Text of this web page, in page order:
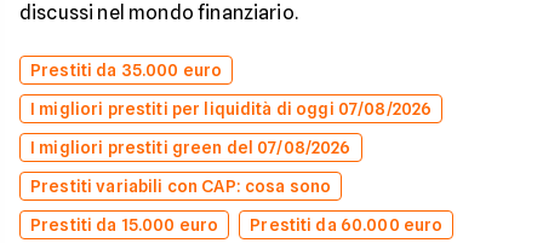
discussi nel mondo finanziario.
Prestiti da 35.000 euro
I migliori prestiti per liquidità di oggi 07/08/2026
I migliori prestiti green del 07/08/2026
Prestiti variabili con CAP: cosa sono
Prestiti da 15.000 euro
Prestiti da 60.000 euro